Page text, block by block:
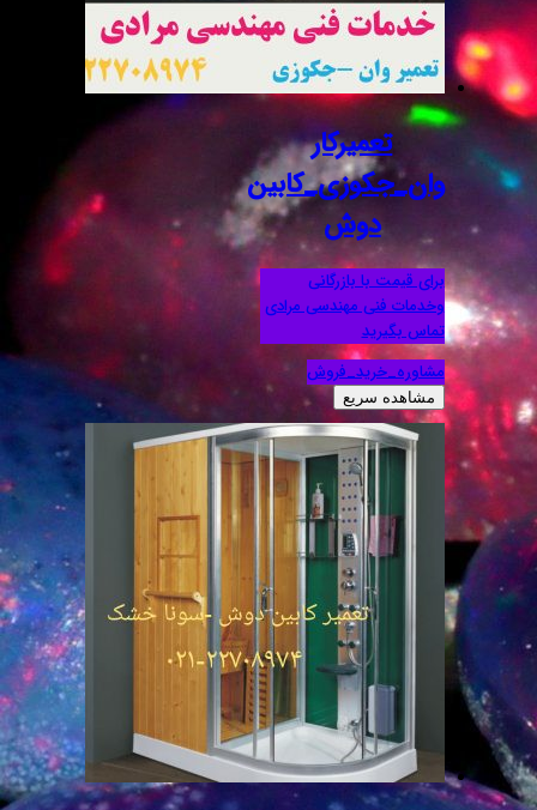
تعمیرکار
وان_جکوزی_کابین
دوش
برای قیمت با بازرگانی
وخدمات فنی مهندسی مرادی
تماس بگیرید
مشاوره_خرید_فروش
مشاهده سریع